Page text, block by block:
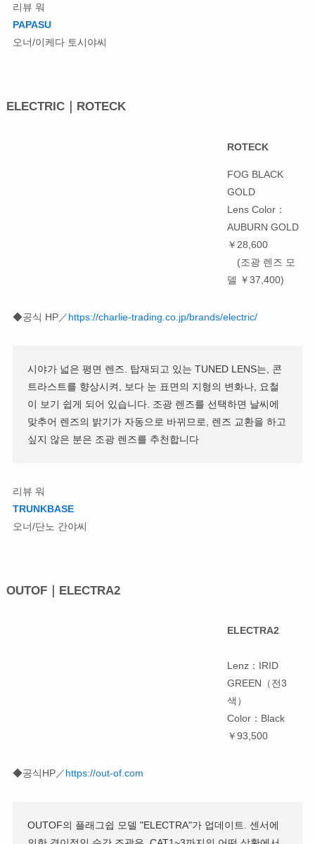
리뷰 워
PAPASU
오너/이케다 토시야씨
ELECTRIC｜ROTECK
ROTECK
FOG BLACK
GOLD
Lens Color：
AUBURN GOLD
￥28,600
(조광 렌즈 모
델 ￥37,400)
◆공식 HP／https://charlie-trading.co.jp/brands/electric/
시야가 넓은 평면 렌즈. 탑재되고 있는 TUNED LENS는, 콘
트라스트를 향상시켜, 보다 눈 표면의 지형의 변화나, 요철
이 보기 쉽게 되어 있습니다. 조광 렌즈를 선택하면 날씨에
맞추어 렌즈의 밝기가 자동으로 바뀌므로, 렌즈 교환을 하고
싶지 않은 분은 조광 렌즈를 추천합니다
리뷰 워
TRUNKBASE
오너/단노 간야씨
OUTOF｜ELECTRA2
ELECTRA2
Lenz：IRID
GREEN（전3
색）
Color：Black
￥93,500
◆공식HP／https://out-of.com
OUTOF의 플래그쉽 모델 "ELECTRA"가 업데이트. 센서에